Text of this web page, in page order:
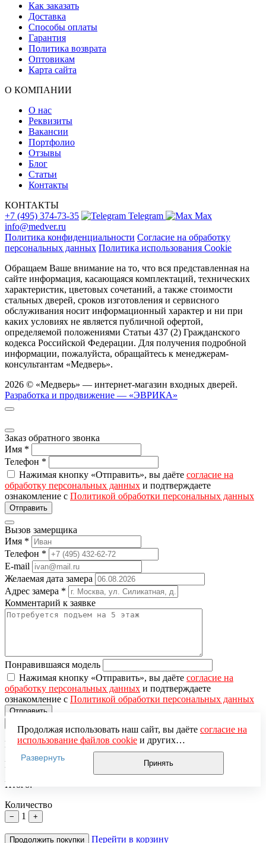
Как заказать
Доставка
Способы оплаты
Гарантия
Политика возврата
Оптовикам
Карта сайта
О КОМПАНИИ
О нас
Реквизиты
Вакансии
Портфолио
Отзывы
Блог
Статьи
Контакты
КОНТАКТЫ
+7 (495) 374-73-35
Telegram
Max
info@medver.ru
Политика конфиденциальности Согласие на обработку
персональных данных Политика использования Cookie
Обращаем Ваше внимание на то, что вся представленная на
сайте информация, касающаяся комплектаций, технических
характеристик, цветовых сочетаний, а также стоимости
стальных дверей, сроков изготовления и сервисного
обслуживания носит информационный характер и ни при
каких условиях не является публичной офертой,
определяемой положениями Статьи 437 (2) Гражданского
кодекса Российской Федерации. Для получения подробной
информации, пожалуйста, обращайтесь к менеджерам-
консультантам «Медверь».
2026 © «Медверь» — интернет-магазин входных дверей.
Разработка и продвижение — «ЭВРИКА»
Заказ обратного звонка
Имя *
Телефон *
Нажимая кнопку «Отправить», вы даёте согласие на
обработку персональных данных и подтверждаете
ознакомление с Политикой обработки персональных данных
Вызов замерщика
Имя *
Телефон *
E-mail
Желаемая дата замера
Адрес замера *
Комментарий к заявке
Понравившаяся модель
Нажимая кнопку «Отправить», вы даёте согласие на
обработку персональных данных и подтверждаете
ознакомление с Политикой обработки персональных данных
Продолжая использовать наш сайт, вы даёте согласие на
использование файлов cookieи других
пользовательских данных (включая IP-адрес, сведения о
местоположении, устройстве, действиях на сайте и т. п.)
для функционирования сайта, проведения
Яндекс.Метрика), в соответствии с нашей
Если вы не хотите, чтобы ваши данные обрабатывались,
настройте ограничения в браузере или покиньте сайт.
Развернуть
Принять
Вы добавили в корзину
Цена за единицу:
Итого:
Количество
− 1 +
Продолжить покупки Перейти в корзину